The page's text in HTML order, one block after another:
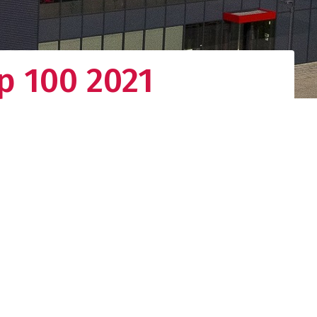
100 2021